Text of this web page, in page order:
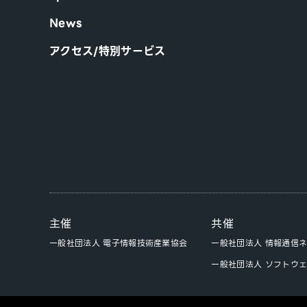
News
アクセス/特別サービス
主催
一般社団法人 電子情報技術産業協会
共催
一般社団法人 情報通信
一般社団法人 ソフトウ